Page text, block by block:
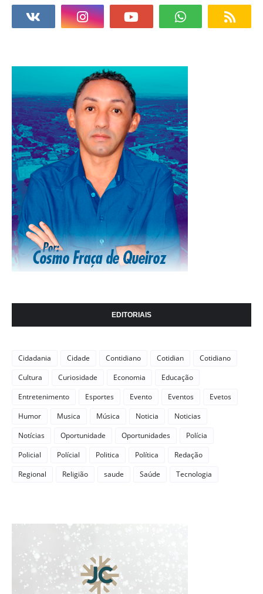
EDITORIAIS
Cidadania Cidade Contidiano Cotidian
Cotidiano
Cultura
Curiosidade Economia
Educação
Entretenimento
Esportes Evento Eventos
Evetos
Humor
Musica Música Noticia
Noticias
Notícias
Oportunidade Oportunidades
Polícia
Policial
Polícial Politica Política
Redação
Regional
Religião saude Saúde Tecnologia